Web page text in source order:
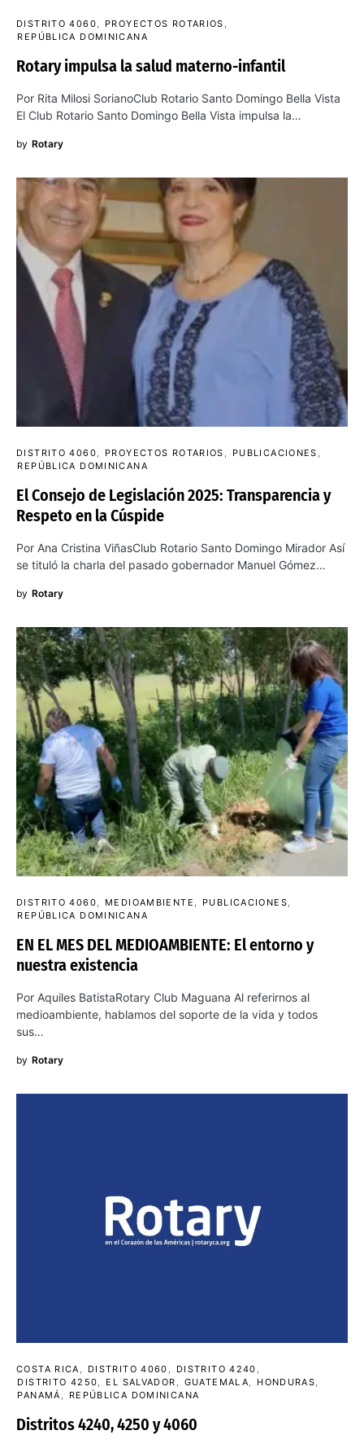
DISTRITO 4060
PROYECTOS ROTARIOS
REPÚBLICA DOMINICANA
Rotary impulsa la salud materno-infantil
Por Rita Milosi SorianoClub Rotario Santo Domingo Bella Vista
El Club Rotario Santo Domingo Bella Vista impulsa la…
by Rotary
DISTRITO 4060 PROYECTOS ROTARIOS
PUBLICACIONES
REPÚBLICA DOMINICANA
El Consejo de Legislación 2025: Transparencia y
Respeto en la Cúspide
Por Ana Cristina ViñasClub Rotario Santo Domingo Mirador Así
se tituló la charla del pasado gobernador Manuel Gómez…
by Rotary
DISTRITO 4060 MEDIOAMBIENTE
PUBLICACIONES
REPÚBLICA DOMINICANA
EN EL MES DEL MEDIOAMBIENTE: El entorno y
nuestra existencia
Por Aquiles BatistaRotary Club Maguana Al referirnos al
medioambiente, hablamos del soporte de la vida y todos
sus…
by Rotary
COSTA RICA DISTRITO 4060
DISTRITO 4240
DISTRITO 4250
EL SALVADOR GUATEMALA
HONDURAS
PANAMÁ
REPÚBLICA DOMINICANA
Distritos 4240, 4250 y 4060